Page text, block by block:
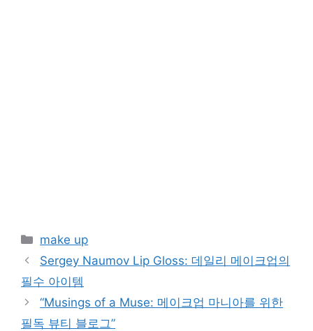
Categories
make up
Sergey Naumov Lip Gloss: 데일리 메이크업의
필수 아이템
“Musings of a Muse: 메이크업 마니아를 위한
필독 뷰티 블로그”